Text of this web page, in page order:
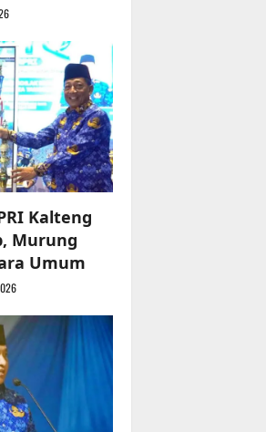
Kalteng
Murung
Umum